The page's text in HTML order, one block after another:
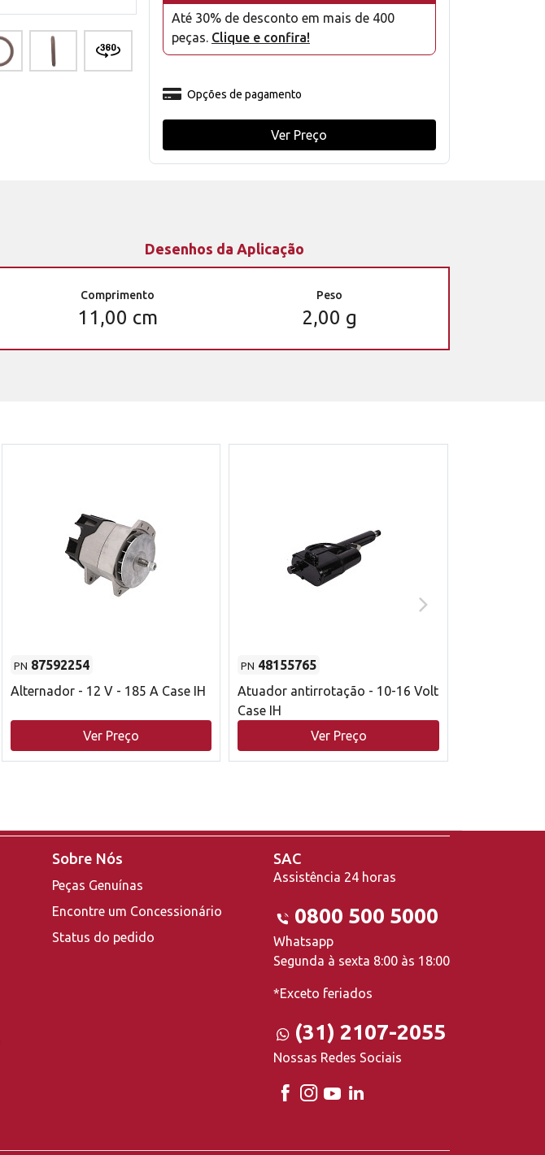
Até 30% de desconto em mais de 400
peças. Clique e confira!
Opções de pagamento
Ver Preço
Desenhos da Aplicação
Comprimento
11,00 cm
Peso
2,00 g
PN 87592254
Alternador - 12 V - 185 A Case IH
Ver Preço
PN 48155765
Atuador antirrotação - 10-16 Volt
Case IH
Ver Preço
Sobre Nós
Peças Genuínas
Encontre um Concessionário
Status do pedido
SAC
Assistência 24 horas
0800 500 5000
Whatsapp
Segunda à sexta 8:00 às 18:00
*Exceto feriados
(31) 2107-2055
Nossas Redes Sociais